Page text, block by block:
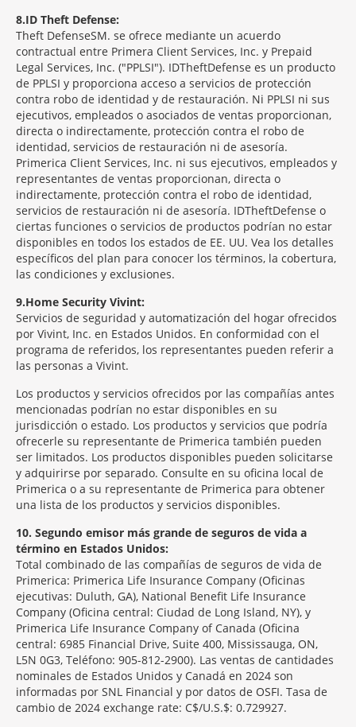
8 ID Theft Defense:
Theft DefenseSM se ofrece mediante un acuerdo
contractual entre Primera Client Services, Inc. y Prepaid
Legal Services, Inc. ("PPLSI"). IDTheftDefense es un producto
de PPLSI y proporciona acceso a servicios de protección
contra robo de identidad y de restauración. Ni PPLSI ni sus
ejecutivos, empleados o asociados de ventas proporcionan,
directa o indirectamente, protección contra el robo de
identidad, servicios de restauración ni de asesoría.
Primerica Client Services, Inc. ni sus ejecutivos, empleados y
representantes de ventas proporcionan, directa o
indirectamente, protección contra el robo de identidad,
servicios de restauración ni de asesoría. IDTheftDefense o
ciertas funciones o servicios de productos podrían no estar
disponibles en todos los estados de EE. UU. Vea los detalles
específicos del plan para conocer los términos, la cobertura,
las condiciones y exclusiones.
9 Home Security Vivint:
Servicios de seguridad y automatización del hogar ofrecidos
por Vivint, Inc. en Estados Unidos. En conformidad con el
programa de referidos, los representantes pueden referir a
las personas a Vivint.
Los productos y servicios ofrecidos por las compañías antes
mencionadas podrían no estar disponibles en su
jurisdicción o estado. Los productos y servicios que podría
ofrecerle su representante de Primerica también pueden
ser limitados. Los productos disponibles pueden solicitarse
y adquirirse por separado. Consulte en su oficina local de
Primerica o a su representante de Primerica para obtener
una lista de los productos y servicios disponibles.
10 Segundo emisor más grande de seguros de vida a
término en Estados Unidos:
Total combinado de las compañías de seguros de vida de
Primerica: Primerica Life Insurance Company (Oficinas
ejecutivas: Duluth, GA), National Benefit Life Insurance
Company (Oficina central: Ciudad de Long Island, NY), y
Primerica Life Insurance Company of Canada (Oficina
central: 6985 Financial Drive, Suite 400, Mississauga, ON,
L5N 0G3, Teléfono: 905-812-2900). Las ventas de cantidades
nominales de Estados Unidos y Canadá en 2024 son
informadas por SNL Financial y por datos de OSFI. Tasa de
cambio de 2024 exchange rate: C$/U.S.$: 0.729927.